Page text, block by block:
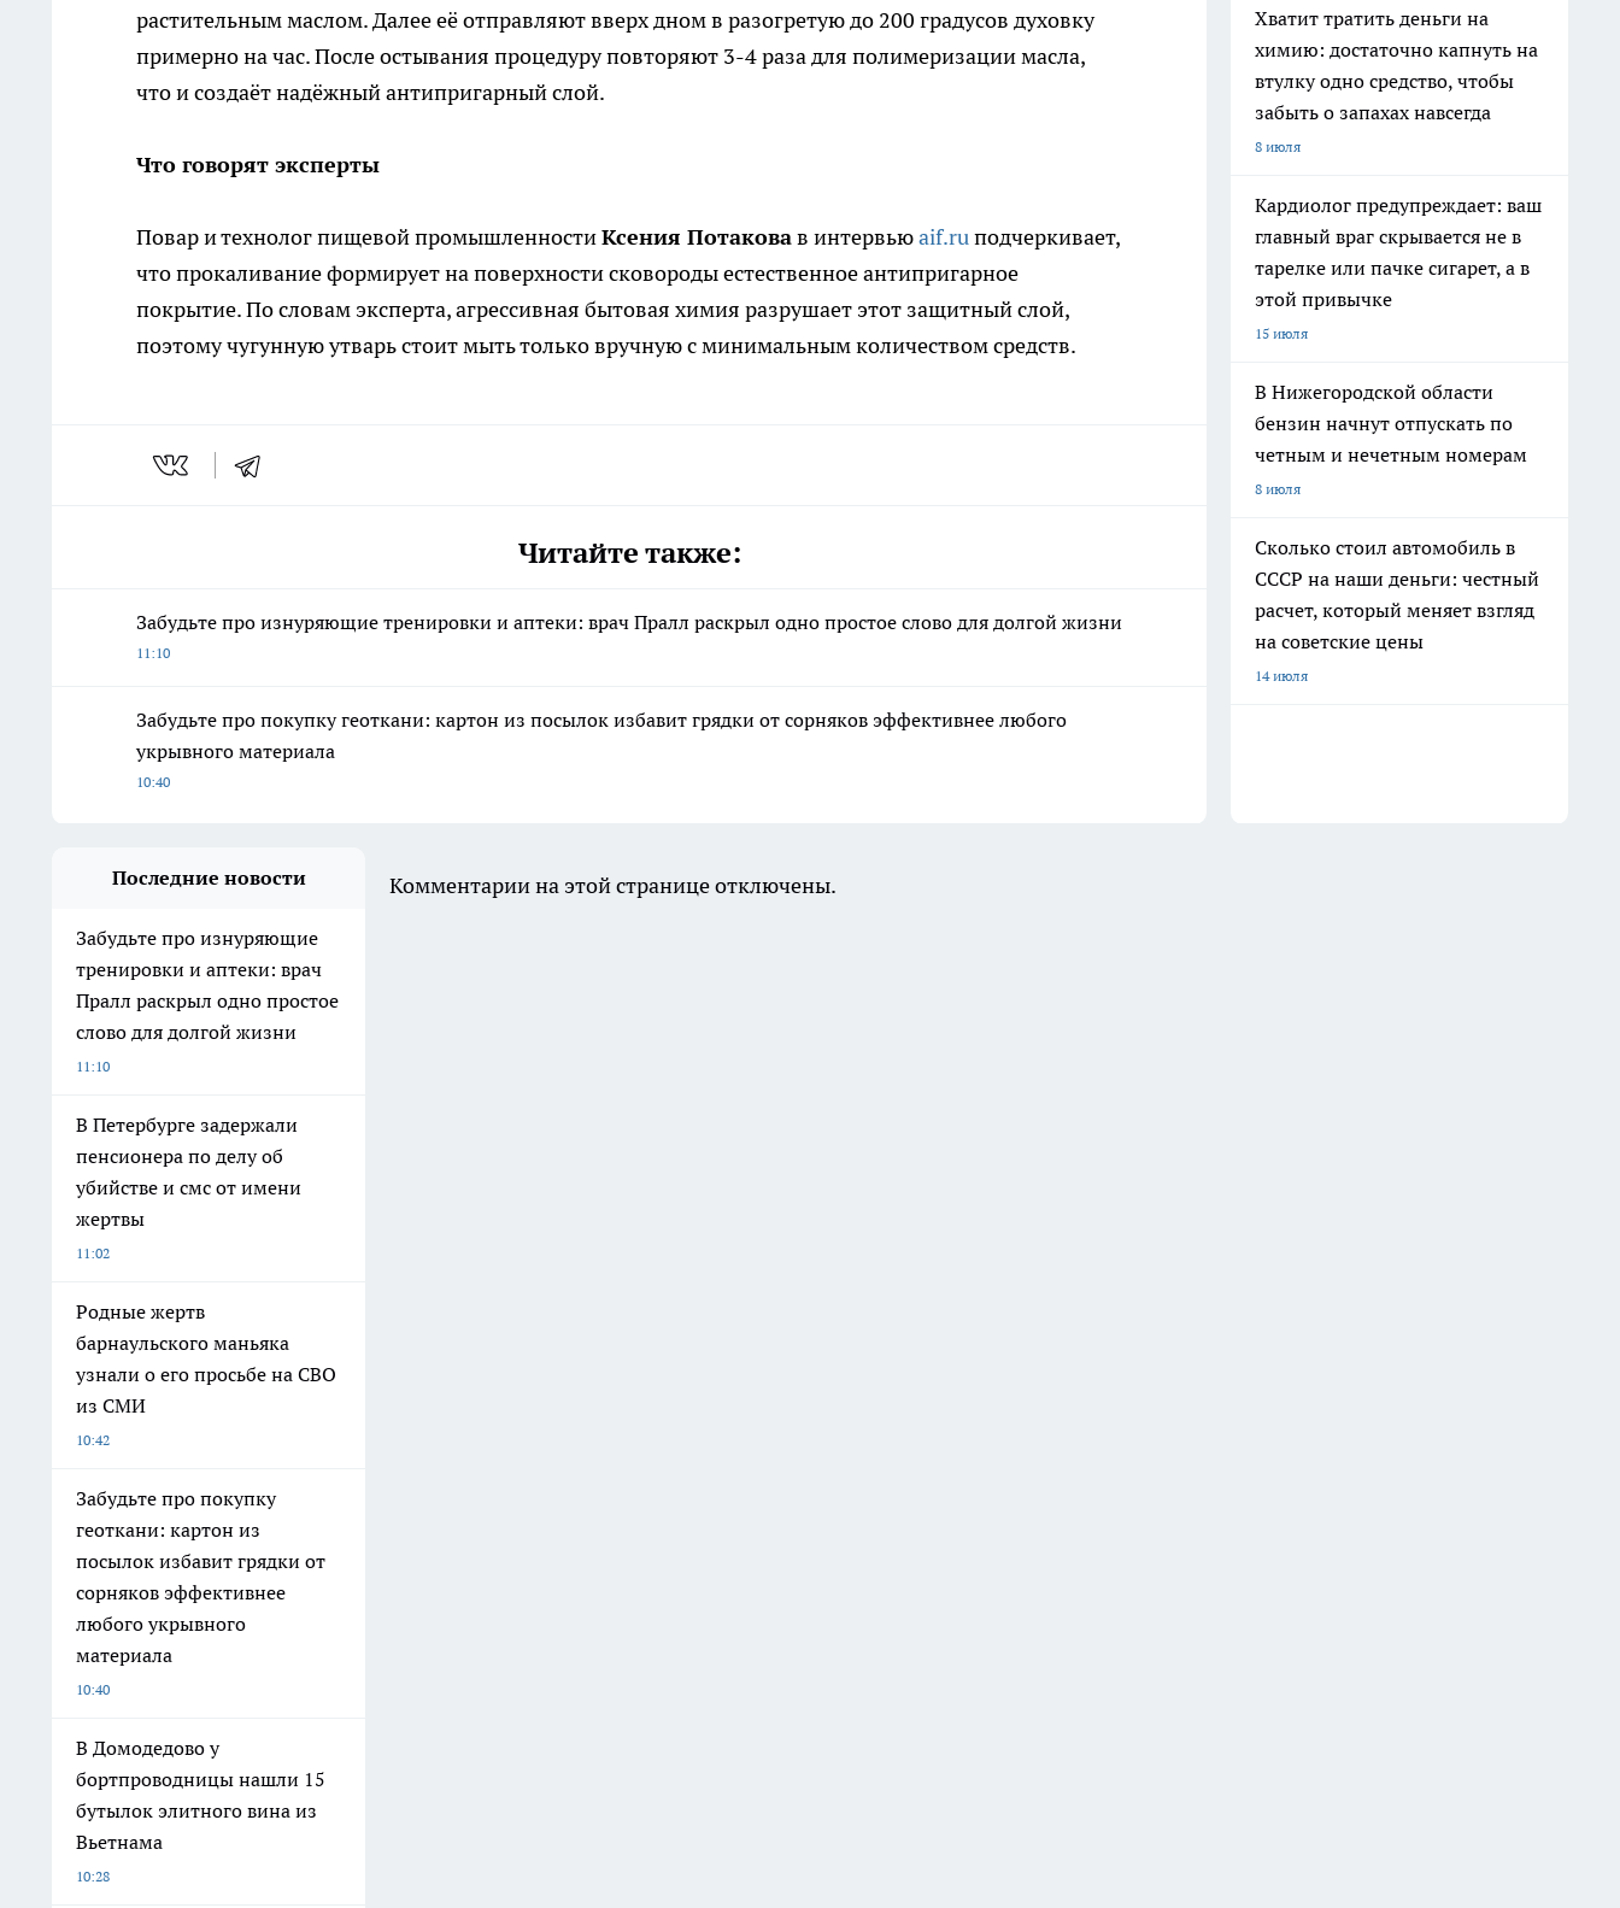
растительным маслом. Далее её отправляют вверх дном в разогретую до 200 градусов духовку
примерно на час. После остывания процедуру повторяют 3-4 раза для полимеризации масла,
что и создаёт надёжный антипригарный слой.
Что говорят эксперты
Повар и технолог пищевой промышленностиКсения Потаковав интервьюaif.ruподчеркивает,
что прокаливание формирует на поверхности сковороды естественное антипригарное
покрытие. По словам эксперта, агрессивная бытовая химия разрушает этот защитный слой,
поэтому чугунную утварь стоит мыть только вручную с минимальным количеством средств.
Читайте также:
Забудьте про изнуряющие тренировки и аптеки: врач Пралл раскрыл одно простое слово для долгой жизни
11:10
Забудьте про покупку геоткани: картон из посылок избавит грядки от сорняков эффективнее любого
укрывного материала
10:40
Хватит тратить деньги на
химию: достаточно капнуть на
втулку одно средство, чтобы
забыть о запахах навсегда
8 июля
Кардиолог предупреждает: ваш
главный враг скрывается не в
тарелке или пачке сигарет, а в
этой привычке
15 июля
В Нижегородской области
бензин начнут отпускать по
четным и нечетным номерам
8 июля
Сколько стоил автомобиль в
СССР на наши деньги: честный
расчет, который меняет взгляд
на советские цены
14 июля
Последние новости
Забудьте про изнуряющие
тренировки и аптеки: врач
Пралл раскрыл одно простое
слово для долгой жизни
11:10
В Петербурге задержали
пенсионера по делу об
убийстве и смс от имени
жертвы
11:02
Родные жертв
барнаульского маньяка
узнали о его просьбе на СВО
из СМИ
10:42
Забудьте про покупку
геоткани: картон из
посылок избавит грядки от
сорняков эффективнее
любого укрывного
материала
10:40
В Домодедово у
бортпроводницы нашли 15
бутылок элитного вина из
Вьетнама
10:28
Комментарии на этой странице отключены.